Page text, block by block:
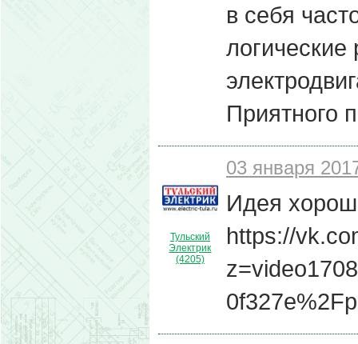
в себя
логические
Приятного
Тульский
Электрик
(4205)
03 января
Идея
https://